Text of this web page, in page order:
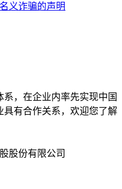
义诈骗的声明
系，在企业内率先实现中国
具有合作关系，欢迎您了解
股份有限公司